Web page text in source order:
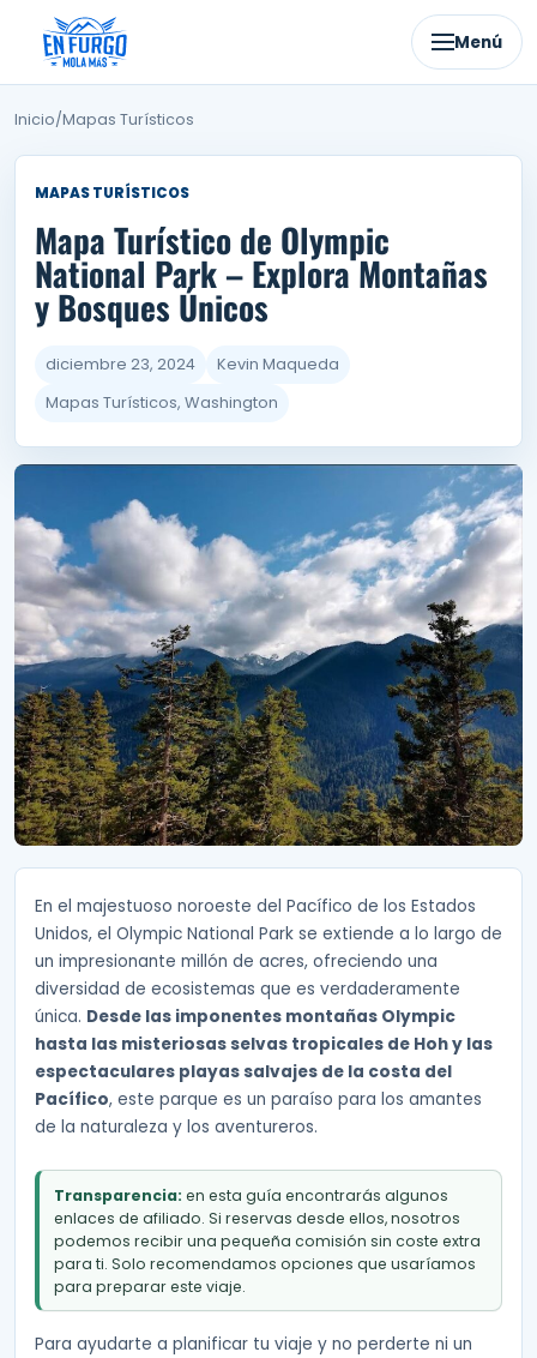
contenido
Menú
Inicio/Mapas Turísticos
MAPAS TURÍSTICOS
Mapa Turístico de Olympic
National Park – Explora Montañas
y Bosques Únicos
diciembre 23, 2024
Kevin Maqueda
Mapas Turísticos, Washington
En el majestuoso noroeste del Pacífico de los Estados
Unidos, el Olympic National Park se extiende a lo largo de
un impresionante millón de acres, ofreciendo una
diversidad de ecosistemas que es verdaderamente
única. Desde las imponentes montañas Olympic
hasta las misteriosas selvas tropicales de Hoh y las
espectaculares playas salvajes de la costa del
Pacífico, este parque es un paraíso para los amantes
de la naturaleza y los aventureros.
Transparencia: en esta guía encontrarás algunos
enlaces de afiliado. Si reservas desde ellos, nosotros
podemos recibir una pequeña comisión sin coste extra
para ti. Solo recomendamos opciones que usaríamos
para preparar este viaje.
Para ayudarte a planificar tu viaje y no perderte ni un